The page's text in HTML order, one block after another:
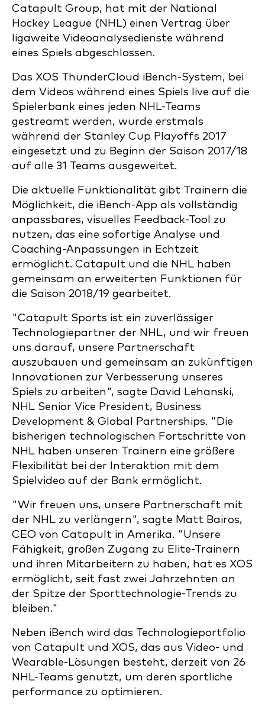
Catapult Group, hat mit der National
Hockey League (NHL) einen Vertrag über
ligaweite Videoanalysedienste während
eines Spiels abgeschlossen.
Das XOS ThunderCloud iBench-System, bei
dem Videos während eines Spiels live auf die
Spielerbank eines jeden NHL-Teams
gestreamt werden, wurde erstmals
während der Stanley Cup Playoffs 2017
eingesetzt und zu Beginn der Saison 2017/18
auf alle 31 Teams ausgeweitet.
Die aktuelle Funktionalität gibt Trainern die
Möglichkeit, die iBench-App als vollständig
anpassbares, visuelles Feedback-Tool zu
nutzen, das eine sofortige Analyse und
Coaching-Anpassungen in Echtzeit
ermöglicht. Catapult und die NHL haben
gemeinsam an erweiterten Funktionen für
die Saison 2018/19 gearbeitet.
"Catapult Sports ist ein zuverlässiger
Technologiepartner der NHL, und wir freuen
uns darauf, unsere Partnerschaft
auszubauen und gemeinsam an zukünftigen
Innovationen zur Verbesserung unseres
Spiels zu arbeiten", sagte David Lehanski,
NHL Senior Vice President, Business
Development & Global Partnerships. "Die
bisherigen technologischen Fortschritte von
NHL haben unseren Trainern eine größere
Flexibilität bei der Interaktion mit dem
Spielvideo auf der Bank ermöglicht.
"Wir freuen uns, unsere Partnerschaft mit
der NHL zu verlängern", sagte Matt Bairos,
CEO von Catapult in Amerika. "Unsere
Fähigkeit, großen Zugang zu Elite-Trainern
und ihren Mitarbeitern zu haben, hat es XOS
ermöglicht, seit fast zwei Jahrzehnten an
der Spitze der Sporttechnologie-Trends zu
bleiben."
Neben iBench wird das Technologieportfolio
von Catapult und XOS, das aus Video- und
Wearable-Lösungen besteht, derzeit von 26
NHL-Teams genutzt, um deren sportliche
performance zu optimieren.